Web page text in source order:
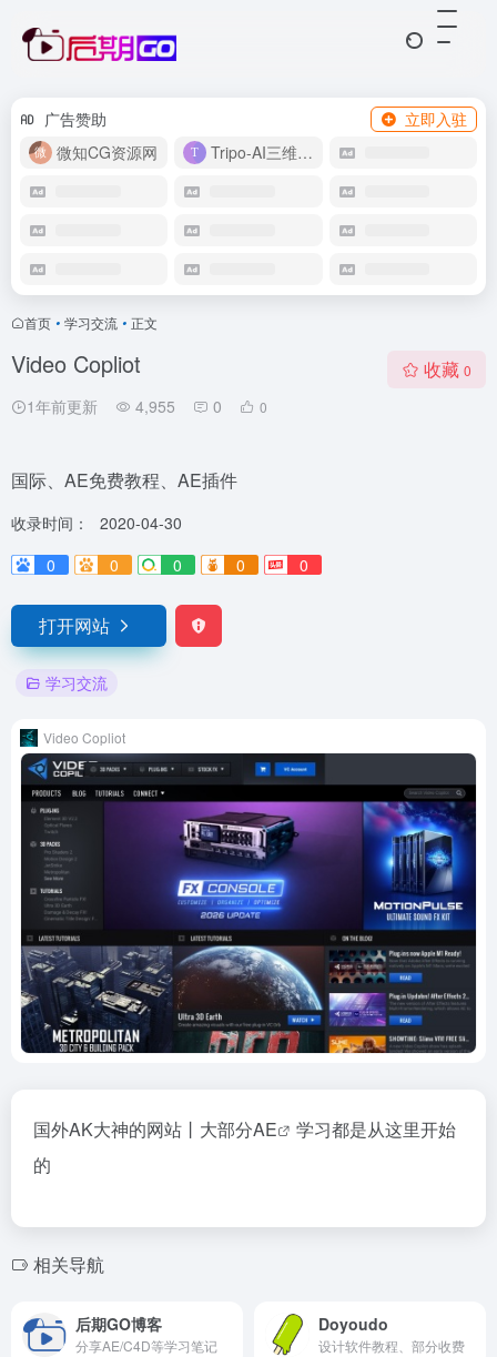
广告赞助
立即入驻
微知CG资源网
Tripo-AI三维模型
首页 • 学习交流 • 正文
Video Copliot
1年前更新 4,955 0 0
收藏 0
国际、AE免费教程、AE插件
收录时间：
2020-04-30
0
0 0 0 0
打开网站
学习交流
Video Copliot
国外AK大神的网站丨大部分AE
学习都是从这里开始
的
相关导航
后期GO博客
分享AE/C4D等学习笔记
Doyoudo
设计软件教程、部分收费